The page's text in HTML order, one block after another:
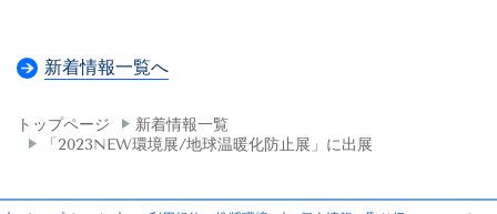
新着情報一覧へ
トップページ
新着情報一覧
「2023NEW環境展/地球温暖化防止展」に出展